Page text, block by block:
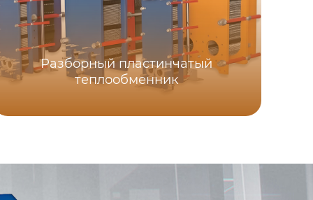
Разборный пластинчатый
теплообменник